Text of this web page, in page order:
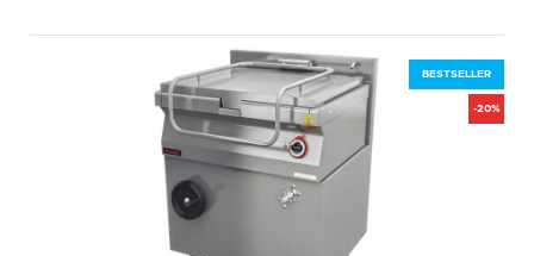
BESTSELLER
-20%